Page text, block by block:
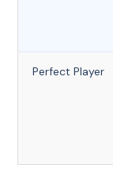
Perfect Player